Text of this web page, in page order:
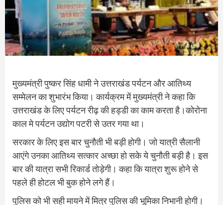
मुख्यमंत्री पुष्कर सिंह धामी ने उत्तराखंड पर्यटन और आतिथ्य
सम्मेलन का शुभारंभ किया। कार्यक्रम में मुख्‍यमंत्री ने कहा कि
उत्तराखंड के लिए पर्यटन रीढ़ की हड्डी का काम करता है।कोरोना
काल मे पर्यटन उद्योग पटरी से उतर गया था।
सरकार के लिए इस बार चुनौती भी बड़ी होगी। जो यात्री सैलानी
आएंगे उनका आतिथ्य सत्कार अच्छा हो सके ये चुनौती बड़ी है। इस
बार की यात्रा सभी रिकार्ड तोड़ेगी। कहा कि यात्रा शुरू होने से
पहले ही होटल भी बुक होने लगे हैं।
पुलिस को भी सही मायने में मित्र पुलिस की भूमिका निभानी होगी।